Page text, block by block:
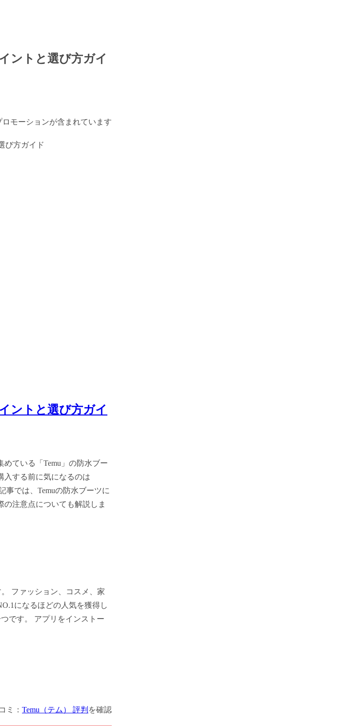
ントと選び方ガイ
ロモーションが含まれています
ントと選び方ガイ
ている「Temu」の防水ブー
入する前に気になるのは
事では、Temuの防水ブーツに
注意点についても解説しま
ファッション、コスメ、家
になるほどの人気を獲得し
です。 アプリをインストー
ミ： Temu（テム） 評判 を確認